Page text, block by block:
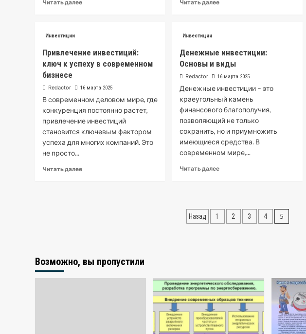
Читать далее Читать далее
Инвестиции
Привлечение инвестиций:
ключ к успеху в современном
бизнесе
Redactor 16 марта 2025
В современном деловом мире, где
конкуренция постоянно растет,
привлечение инвестиций
становится ключевым фактором
успеха для многих компаний. Это
не просто...
Читать далее
Инвестиции
Денежные инвестиции:
Основы и виды
Redactor 16 марта 2025
Денежные инвестиции – это
краеугольный камень
финансового благополучия,
позволяющий не только
сохранить, но и приумножить
имеющиеся средства. В
современном мире,...
Читать далее
Пагинация
Назад 1 2 3 4 5
Возможно, вы пропустили